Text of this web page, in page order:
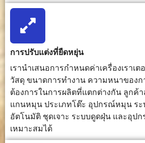
ค่าที่เหมาะสม
ความ
สามารถใน
รายละเอียด
มิติ, การแกะ
สลักแบบ 2.5
และการ
ออกแบบ
ลวดลายแบบ
นูนต่ำอย่าง
ปลีก
ทร
ซ้อ
คุณ
ของ
ที่ต้อ
แม่น
การปรับแต่งที่ยืดหยุ่น
เรานำเสนอการกำหนดค่าเครื่องเราเ
วัสดุ ขนาดการทำงาน ความหนาของก
ต้องการในการผลิตที่แตกต่างกัน ลูกค้า
แกนหมุน ประเภทโต๊ะ อุปกรณ์หมุน ระ
อัตโนมัติ ชุดเจาะ ระบบดูดฝุ่น และอุป
เหมาะสมได้